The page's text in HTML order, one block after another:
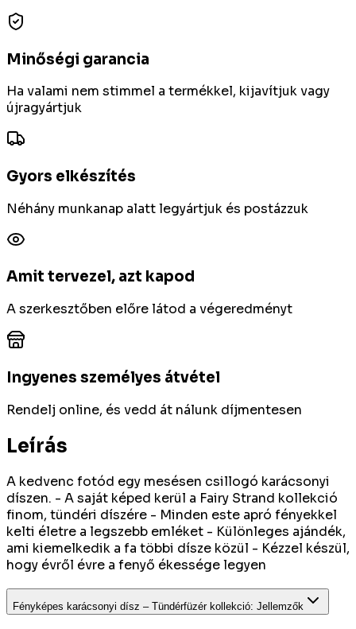
Minőségi garancia
Ha valami nem stimmel a termékkel, kijavítjuk vagy
újragyártjuk
Gyors elkészítés
Néhány munkanap alatt legyártjuk és postázzuk
Amit tervezel, azt kapod
A szerkesztőben előre látod a végeredményt
Ingyenes személyes átvétel
Rendelj online, és vedd át nálunk díjmentesen
Leírás
A kedvenc fotód egy mesésen csillogó karácsonyi
díszen. - A saját képed kerül a Fairy Strand kollekció
finom, tündéri díszére - Minden este apró fényekkel
kelti életre a legszebb emléket - Különleges ajándék,
ami kiemelkedik a fa többi dísze közül - Kézzel készül,
hogy évről évre a fenyő ékessége legyen
Fényképes karácsonyi dísz – Tündérfüzér kollekció: Jellemzők